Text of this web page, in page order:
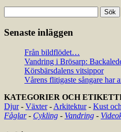
efter:
Senaste inläggen
Från bildflödet…
Vandring i Brösarp:
Körsbärsdalens vitsippor
Vårens flitigaste sångare har
KATEGORIER OCH
Djur- Växter- Arkitektur- Kust
Fåglar- Cykling - Vandring -